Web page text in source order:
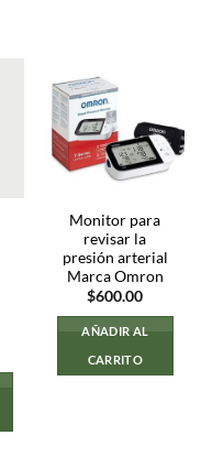
Monitor para
revisar la
presión arterial
Marca Omron
$600.00
AÑADIR AL
CARRITO